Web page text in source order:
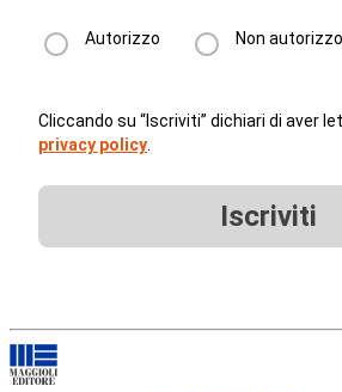
Autorizzo Non autorizzo
Cliccando su “Iscriviti” dichiari di aver
privacy policy.
Iscriviti